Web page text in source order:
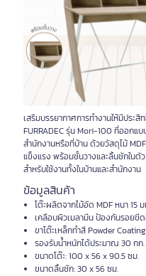
เสริมบรรยากาศการทำงานให้มีประ
FURRADEC รุ่น Mori-100 ที่ออกแบ
สำนักงานหรือที่บ้าน ด้วยวัสดุไม้
แข็งแรง พร้อมชั้นวางและลิ้นชักในตั
สำหรับใช้งานทั้งในบ้านและสำนักงาน
ข้อมูลสินค้า
โต๊ะผลิตจากไม้อัด MDF หนา 15
เคลือบผิวเมลามีน ป้องกันรอยขี
ขาโต๊ะเหล็กทำสี Powder
รองรับน้ำหนักได้ประมาณ 30 กก.
ขนาดโต๊ะ: 100 x 56 x 90.5 ซม.
ขนาดลิ้นชัก: 30 x 56 ซม.